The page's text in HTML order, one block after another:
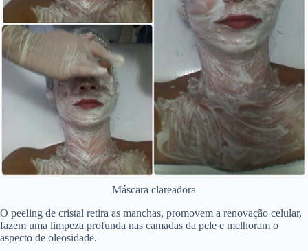
Máscara clareadora
O peeling de cristal retira as manchas, promovem a renovação celular,
fazem uma limpeza profunda nas camadas da pele e melhoram o
aspecto de oleosidade.